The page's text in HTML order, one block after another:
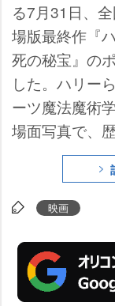
る7月31日、
場版最終作『
死の秘宝』の
した。ハリー
ーツ魔法魔術
場面写真で、
デザインして
映画